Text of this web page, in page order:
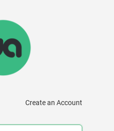
Create an Account